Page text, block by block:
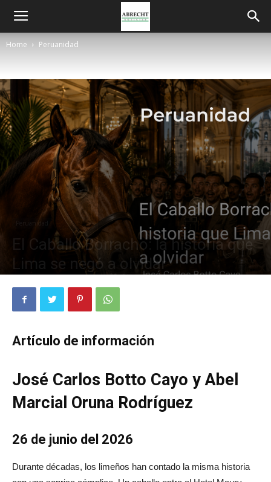
Home Peruanidad
Peruanidad
El Caballo Borracho: la historia que
Lima se negó a olvidar
Artículo de información
José Carlos Botto Cayo y Abel
Marcial Oruna Rodríguez
26 de junio del 2026
Durante décadas, los limeños han contado la misma historia